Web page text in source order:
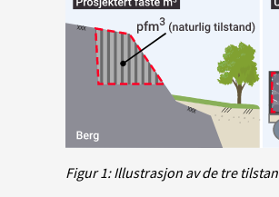
Figur 1: Illustrasjon av de tre